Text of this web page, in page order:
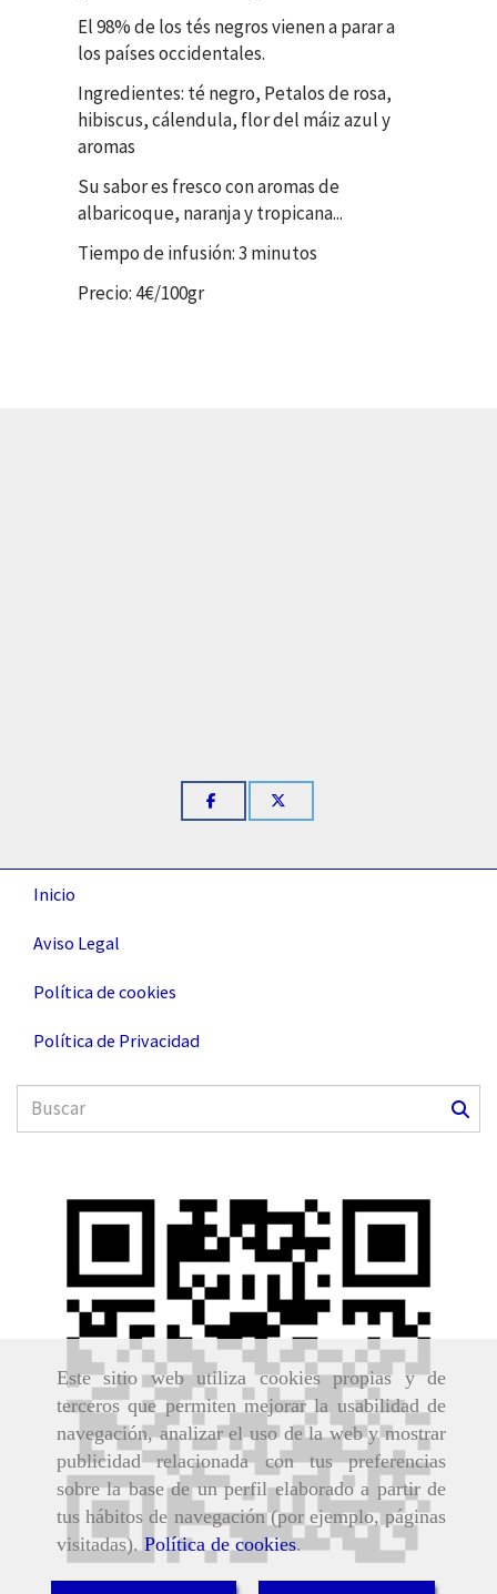
Este sitio web utiliza cookies propias y de
terceros que permiten mejorar la usabilidad de
navegación, analizar el uso de la web y mostrar
publicidad relacionada con tus preferencias
sobre la base de un perfil elaborado a partir de
tus hábitos de navegación (por ejemplo, páginas
visitadas). Política de cookies.
El 98% de los tés negros vienen a parar a
los países occidentales.
Ingredientes: té negro, Petalos de rosa,
hibiscus, cálendula, flor del máiz azul y
aromas
Su sabor es fresco con aromas de
albaricoque, naranja y tropicana...
Tiempo de infusión: 3 minutos
Precio: 4€/100gr
Inicio
Aviso Legal
Política de cookies
Política de Privacidad